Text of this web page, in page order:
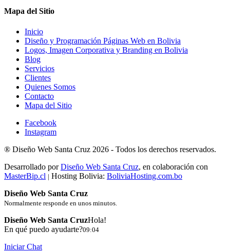
Mapa del Sitio
Inicio
Diseño y Programación Páginas Web en Bolivia
Logos, Imagen Corporativa y Branding en Bolivia
Blog
Servicios
Clientes
Quienes Somos
Contacto
Mapa del Sitio
Facebook
Instagram
® Diseño Web Santa Cruz 2026 - Todos los derechos reservados.
Desarrollado porDiseño Web Santa Cruz, en colaboración con
MasterBip.cl | Hosting Bolivia: BoliviaHosting.com.bo
Diseño Web Santa Cruz
Normalmente responde en unos minutos.
Diseño Web Santa CruzHola!
En qué puedo ayudarte?09:04
Iniciar Chat